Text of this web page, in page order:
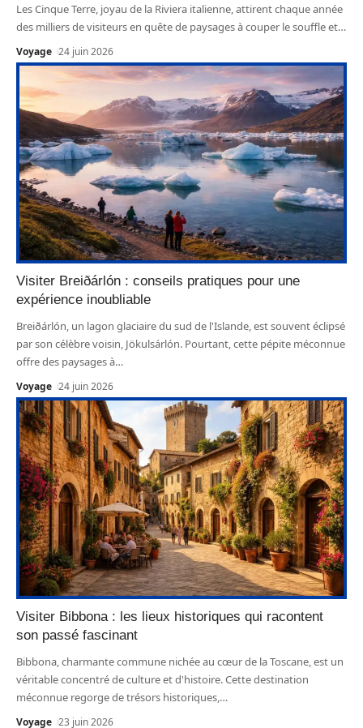
Les Cinque Terre, joyau de la Riviera italienne, attirent chaque année
des milliers de visiteurs en quête de paysages à couper le souffle et…
Voyage 24 juin 2026
Visiter Breiðárlón : conseils pratiques pour une
expérience inoubliable
Breiðárlón, un lagon glaciaire du sud de l'Islande, est souvent éclipsé
par son célèbre voisin, Jökulsárlón. Pourtant, cette pépite méconnue
offre des paysages à…
Voyage 24 juin 2026
Visiter Bibbona : les lieux historiques qui racontent
son passé fascinant
Bibbona, charmante commune nichée au cœur de la Toscane, est un
véritable concentré de culture et d'histoire. Cette destination
méconnue regorge de trésors historiques,…
Voyage 23 juin 2026